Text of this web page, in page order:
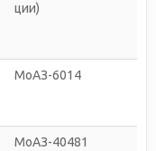
ции)
МоАЗ-6014
МоАЗ-40481